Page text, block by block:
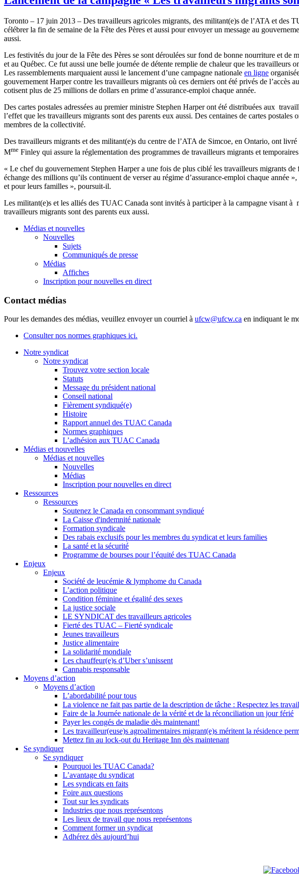
Toronto – 17 juin 2013 – Des travailleurs agricoles migrants, des militant(e)s de l’ATA et des
célébrer la fin de semaine de la Fête des Pères et aussi pour envoyer un message au
aussi.
Les festivités du jour de la Fête des Pères se sont déroulées sur fond de bonne nourriture et
et au Québec. Ce fut aussi une belle journée de détente remplie de chaleur que les travailleurs
Les rassemblements marquaient aussi le lancement d’une campagne nationale en ligne
gouvernement Harper contre les travailleurs migrants où ces derniers ont été privés de l’accès
cotisent plus de 25 millions de dollars en prime d’assurance-emploi chaque année.
Des cartes postales adressées au premier ministre Stephen Harper ont été distribuées aux
l’effet que les travailleurs migrants sont des parents eux aussi. Des centaines de cartes
membres de la collectivité.
Des travailleurs migrants et des militant(e)s du centre de l’ATA de Simcoe, en Ontario, ont
Mme Finley qui assure la réglementation des programmes de travailleurs migrants et
« Le chef du gouvernement Stephen Harper a une fois de plus ciblé les travailleurs migrants
échange des millions qu’ils continuent de verser au régime d’assurance-emploi chaque
et pour leurs familles », poursuit-il.
Les militant(e)s et les alliés des TUAC Canada sont invités à participer à la campagne visant à
travailleurs migrants sont des parents eux aussi.
Médias et nouvelles
Nouvelles
Sujets
Communiqués de presse
Médias
Affiches
Inscription pour nouvelles en direct
Contact médias
Pour les demandes des médias, veuillez envoyer un courriel à ufcw@ufcw.ca en indiquant le
Consulter nos normes graphiques ici.
Notre syndicat
Notre syndicat
Trouvez votre section locale
Statuts
Message du président national
Conseil national
Fièrement syndiqué(e)
Histoire
Rapport annuel des TUAC Canada
Normes graphiques
L’adhésion aux TUAC Canada
Médias et nouvelles
Médias et nouvelles
Nouvelles
Médias
Inscription pour nouvelles en direct
Ressources
Ressources
Soutenez le Canada en consommant syndiqué
La Caisse d'indemnité nationale
Formation syndicale
Des rabais exclusifs pour les membres du syndicat et leurs families
La santé et la sécurité
Programme de bourses pour l’équité des TUAC Canada
Enjeux
Enjeux
Société de leucémie & lymphome du Canada
L’action politique
Condition féminine et égalité des sexes
La justice sociale
LE SYNDICAT des travailleurs agricoles
Fierté des TUAC – Fierté syndicale
Jeunes travailleurs
Justice alimentaire
La solidarité mondiale
Les chauffeur(e)s d’Uber s’unissent
Cannabis responsable
Moyens d’action
Moyens d’action
L’abordabilité pour tous
La violence ne fait pas partie de la description de tâche : Respectez les
Faire de la Journée nationale de la vérité et de la réconciliation un jour férié
Payer les congés de maladie dès maintenant!
Les travailleur(euse)s agroalimentaires migrant(e)s méritent la résidence
Mettez fin au lock-out du Heritage Inn dès maintenant
Se syndiquer
Se syndiquer
Pourquoi les TUAC Canada?
L’avantage du syndicat
Les syndicats en faits
Foire aux questions
Tout sur les syndicats
Industries que nous représentons
Les lieux de travail que nous représentons
Comment former un syndicat
Adhérez dès aujourd’hui